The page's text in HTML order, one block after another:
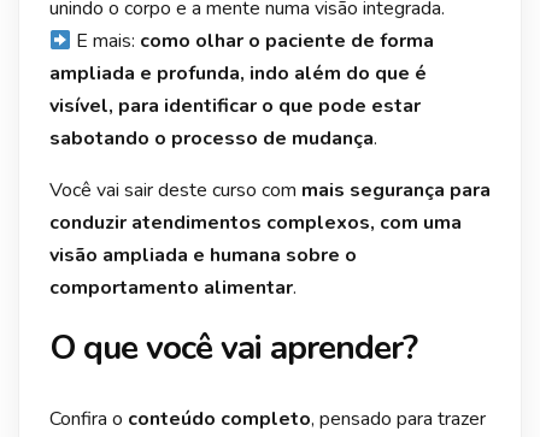
unindo o corpo e a mente numa visão integrada.
E mais: como olhar o paciente de forma
ampliada e profunda, indo além do que é
visível, para identificar o que pode estar
sabotando o processo de mudança.
Você vai sair deste curso com mais segurança para
conduzir atendimentos complexos, com uma
visão ampliada e humana sobre o
comportamento alimentar.
O que você vai aprender?
Confira o conteúdo completo, pensado para trazer